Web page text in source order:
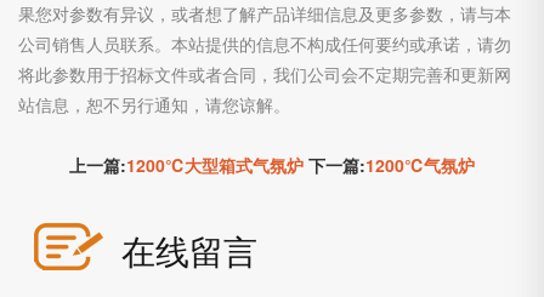
果您对参数有异议，或者想了解产品详细信息及更多参数，请与本
公司销售人员联系。本站提供的信息不构成任何要约或承诺，请勿
将此参数用于招标文件或者合同，我们公司会不定期完善和更新网
站信息，恕不另行通知，请您谅解。
上一篇:1200℃大型箱式气氛炉 下一篇:1200℃气氛炉
在线留言